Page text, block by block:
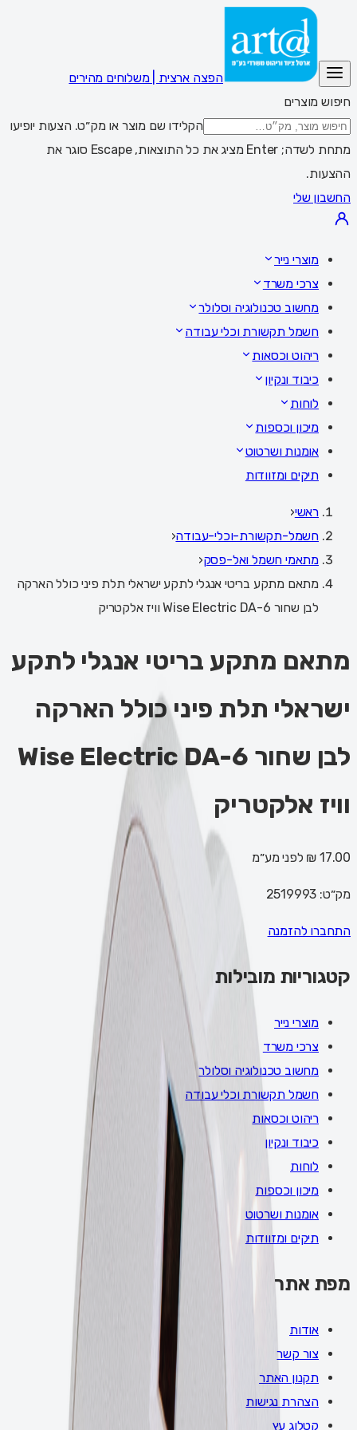
הפצה ארצית | משלוחים מהירים
חיפוש מוצרים
הקלידו שם מוצר או מק״ט. הצעות יופיעו
מתחת לשדה; Enter מציג את כל התוצאות, Escape סוגר את
ההצעות.
החשבון שלי
מוצרי נייר
צרכי משרד
מחשוב טכנולוגיה וסלולר
חשמל תקשורת וכלי עבודה
ריהוט וכסאות
כיבוד ונקיון
לוחות
מיכון וכספות
אומנות ושרטוט
תיקים ומזוודות
ראשי‹
חשמל-תקשורת-וכלי-עבודה‹
מתאמי חשמל ואל-פסק‹
מתאם מתקע בריטי אנגלי לתקע ישראלי תלת פיני כולל הארקה
לבן שחור Wise Electric DA-6 וויז אלקטריק
מתאם מתקע בריטי אנגלי לתקע
ישראלי תלת פיני כולל הארקה
לבן שחור Wise Electric DA-6
וויז אלקטריק
17.00 ₪ לפני מע״מ
מק״ט: 2519993
התחברו להזמנה
קטגוריות מובילות
מוצרי נייר
צרכי משרד
מחשוב טכנולוגיה וסלולר
חשמל תקשורת וכלי עבודה
ריהוט וכסאות
כיבוד ונקיון
לוחות
מיכון וכספות
אומנות ושרטוט
תיקים ומזוודות
מפת אתר
אודות
צור קשר
תקנון האתר
הצהרת נגישות
קטלוג עץ